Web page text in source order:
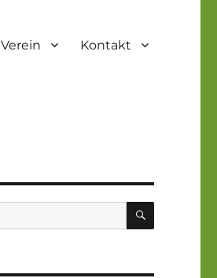
Verein Kontakt
SUCHEN